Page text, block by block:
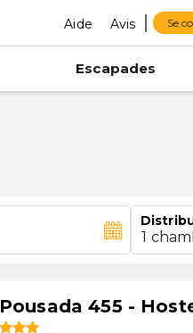
Aide Avis Se
Escapades
1
Pousada 455 -